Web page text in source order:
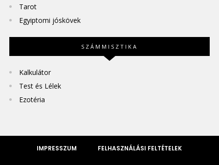
Tarot
Egyiptomi jóskövek
SZÁMMISZTIKA
Kalkulátor
Test és Lélek
Ezotéria
IMPRESSZUM FELHASZNÁLÁSI FELTÉTELEK